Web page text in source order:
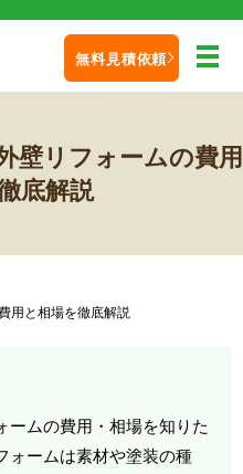
無料見積依頼 メ
壁リフォームの費用
底解説
用と相場を徹底解説
ームの費用・相場を知りた
ォームは素材や塗装の種